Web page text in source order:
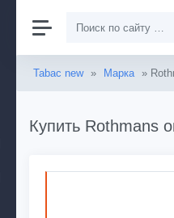
Tabac new » Марка »
Купить Rothmans